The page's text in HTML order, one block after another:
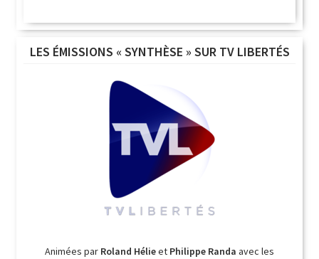
LES ÉMISSIONS « SYNTHÈSE » SUR TV LIBERTÉS
Animées par Roland Hélieet Philippe Randa avec les